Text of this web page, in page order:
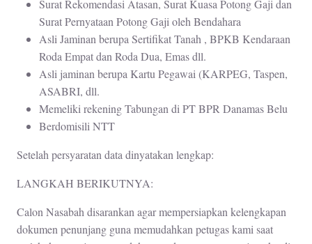
Surat Rekomendasi Atasan, Surat Kuasa Potong Gaji dan
Surat Pernyataan Potong Gaji oleh Bendahara
Asli Jaminan berupa Sertifikat Tanah , BPKB Kendaraan
Roda Empat dan Roda Dua, Emas dll.
Asli jaminan berupa Kartu Pegawai (KARPEG, Taspen,
ASABRI, dll.
Memeliki rekening Tabungan di PT BPR Danamas Belu
Berdomisili NTT
Setelah persyaratan data dinyatakan lengkap:
LANGKAH BERIKUTNYA:
Calon Nasabah disarankan agar mempersiapkan kelengkapan
dokumen penunjang guna memudahkan petugas kami saat